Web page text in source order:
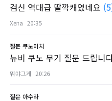
검신 역대급 딸깍캐였네요
Xena 20:35
질문 쿠노이치
뉴비 쿠노 무기 질문 드립니
뭐야그게 20:26
질문 아수라